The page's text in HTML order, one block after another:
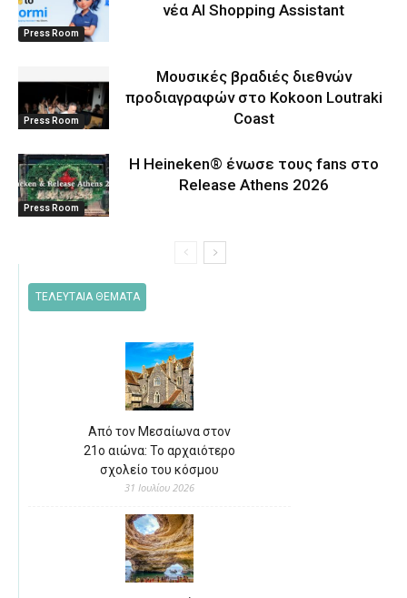
Press Room
νέα AI Shopping Assistant
Press Room
Μουσικές βραδιές διεθνών
προδιαγραφών στο Kokoon Loutraki
Coast
Press Room
Η Heineken® ένωσε τους fans στο
Release Athens 2026
ΤΕΛΕΥΤΑΙΑ ΘΕΜΑΤΑ
Από τον Μεσαίωνα στον
21ο αιώνα: Το αρχαιότερο
σχολείο του κόσμου
31 Ιουλίου 2026